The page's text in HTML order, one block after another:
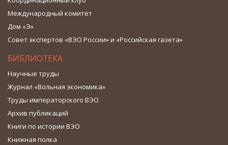
Международный комитет
Дом «Э»
Совет экспертов «ВЭО России» и «Российская газета»
БИБЛИОТЕКА
Научные труды
Журнал «Вольная экономика»
Труды императорского ВЭО
Архив публикаций
Книги по истории ВЭО
Книжная полка